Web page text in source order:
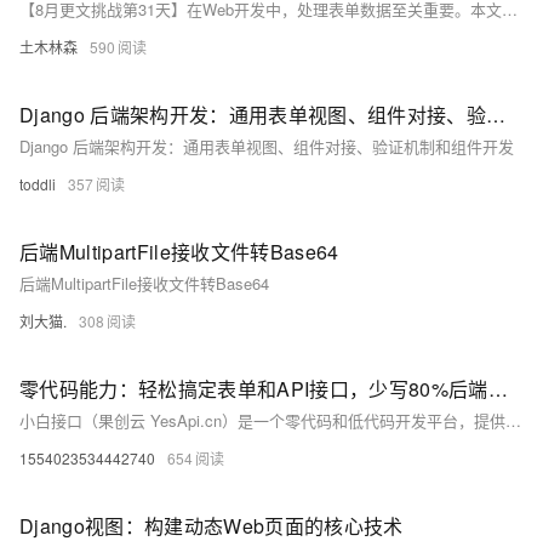
【8月更文挑战第31天】在Web开发中，处理表单数据至关重要。本文通过实例详细讲解了如何利用Node.js与Express框架接收和验证表单数据。首先，搭建环境并初始化一个简单的Express应用；接着，演示如何接收用户注册表单中的`username`和`email`字段；最后，引入`joi`模块进行数据验证，确保数据安全准确。掌握这些技能有助于开发者构建更安全、友好的Web应用。随着Node.js和Express的不断进步，未来将有更多高级功能值得期待。
土木林森 590
Django 后端架构开发：通用表单视图、组件对接、验证机制和组件开发
Django 后端架构开发：通用表单视图、组件对接、验证机制和组件开发
toddli 357
后端MultipartFile接收文件转Base64
后端MultipartFile接收文件转Base64
刘大猫. 308
零代码能力：轻松搞定表单和API接口，少写80%后端代码，内含资源
小白接口（果创云 YesApi.cn）是一个零代码和低代码开发平台，提供一站式后端云服务，帮助开发者、学生、业余爱好者、工作室、中小企业及无IT技术人员的传统企业快速搭建应用、接口、服务和网站。平台提供500+免费API接口，支持在线API开发、在线表单、数据库管理、图片文件存储、会员管理等功能，无需后端开发经验，轻松实现数据处理和应用开发。
1554023534442740 654
Django视图：构建动态Web页面的核心技术